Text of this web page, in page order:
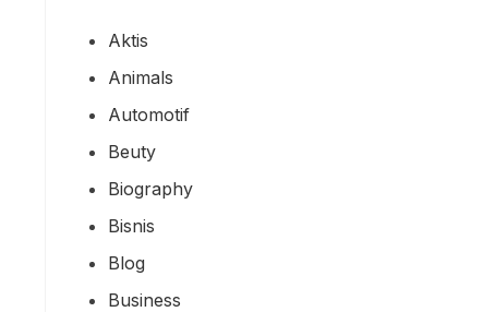
Aktis
Animals
Automotif
Beuty
Biography
Bisnis
Blog
Business